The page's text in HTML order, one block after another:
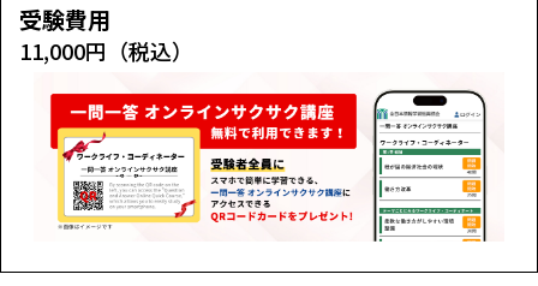
受験費用
11,000円（税込）